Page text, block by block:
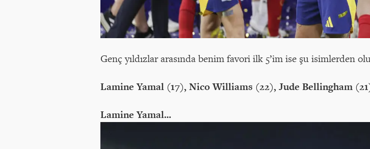
Genç yıldızlar arasında benim favori ilk 5’im ise şu isimlerden
Lamine Yamal (17), Nico Williams (22), Jude Bellingham
Lamine Yamal…